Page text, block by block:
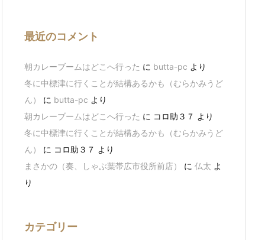
最近のコメント
朝カレーブームはどこへ行った に butta-pc より
冬に中標津に行くことが結構あるかも（むらかみうど
ん）
に butta-pc より
朝カレーブームはどこへ行った に コロ助３７ より
冬に中標津に行くことが結構あるかも（むらかみうど
ん）
に コロ助３７ より
まさかの（奏、しゃぶ葉帯広市役所前店）
に 仏太 よ
り
カテゴリー